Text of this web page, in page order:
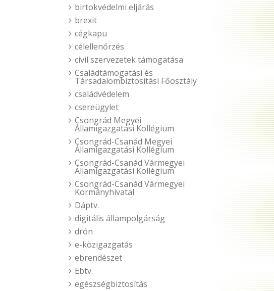
birtokvédelmi eljárás
brexit
cégkapu
célellenőrzés
civil szervezetek támogatása
Családtámogatási és
Társadalombiztosítási Főosztály
családvédelem
csereügylet
Csongrád Megyei
Államigazgatási Kollégium
Csongrád-Csanád Megyei
Államigazgatási Kollégium
Csongrád-Csanád Vármegyei
Államigazgatási Kollégium
Csongrád-Csanád Vármegyei
Kormányhivatal
Dáptv.
digitális állampolgárság
drón
e-közigazgatás
ebrendészet
Ebtv.
egészségbiztosítás